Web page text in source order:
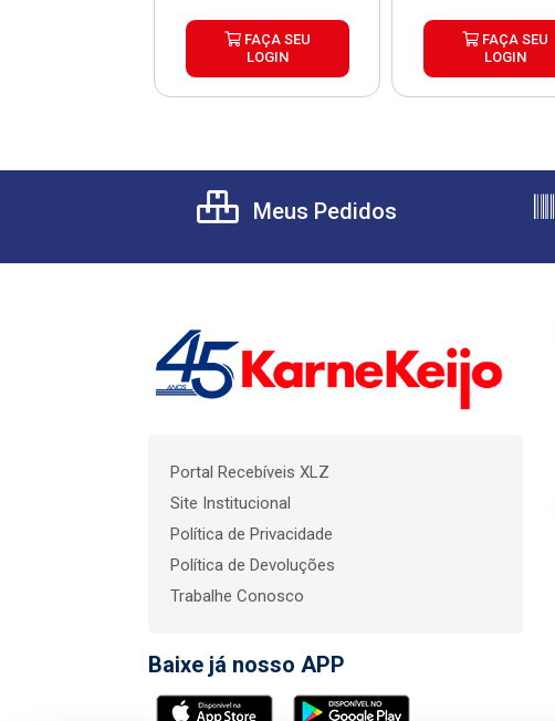
FAÇA SEU
LOGIN
FAÇA SEU
LOGIN
Meus Pedidos
Portal Recebíveis XLZ
Site Institucional
Política de Privacidade
Política de Devoluções
Trabalhe Conosco
Baixe já nosso APP